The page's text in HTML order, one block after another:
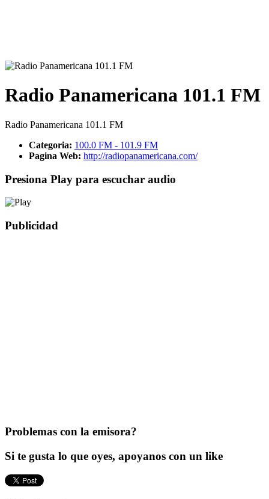
Radio Panamericana 101.1 FM
Radio Panamericana 101.1 FM
Categoria: 100.0 FM - 101.9 FM
Pagina Web: http://radiopanamericana.com/
Presiona Play para escuchar audio
Publicidad
Problemas con la emisora?
Si te gusta lo que oyes, apoyanos con un like